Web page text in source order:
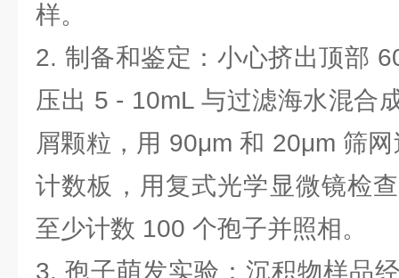
样。
2. 制备和鉴定：小心挤出顶部
压出 5 - 10mL 与过滤海水混合
屑颗粒，用 90μm 和 20μm 筛
计数板，用复式光学显微镜检
至少计数 100 个孢子并照相。
3. 孢子萌发实验：沉积物样品